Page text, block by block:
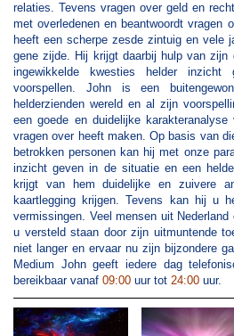
relaties. Tevens vragen over geld en
met overledenen en beantwoordt vragen
heeft een scherpe zesde zintuig en vele
gene zijde. Hij krijgt daarbij hulp van
ingewikkelde kwesties helder
voorspellen. John is een
helderzienden wereld en al zijn
een goede en duidelijke
vragen over heeft maken. Op basis van
betrokken personen kan hij met onze
inzicht geven in de situatie en een
krijgt van hem duidelijke en zuivere
kaartlegging krijgen. Tevens kan hij u
vermissingen. Veel mensen uit
u versteld staan door zijn uitmuntende
niet langer en ervaar nu zijn bijzondere
Medium John geeft iedere dag
bereikbaar vanaf 09:00 uur tot 24:00 uur.